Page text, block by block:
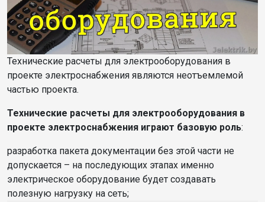
Технические расчеты для электрооборудования в
проекте электроснабжения являются неотъемлемой
частью проекта.
Технические расчеты для электрооборудования в
проекте электроснабжения играют базовую роль:
разработка пакета документации без этой части не
допускается – на последующих этапах именно
электрическое оборудование будет создавать
полезную нагрузку на сеть;